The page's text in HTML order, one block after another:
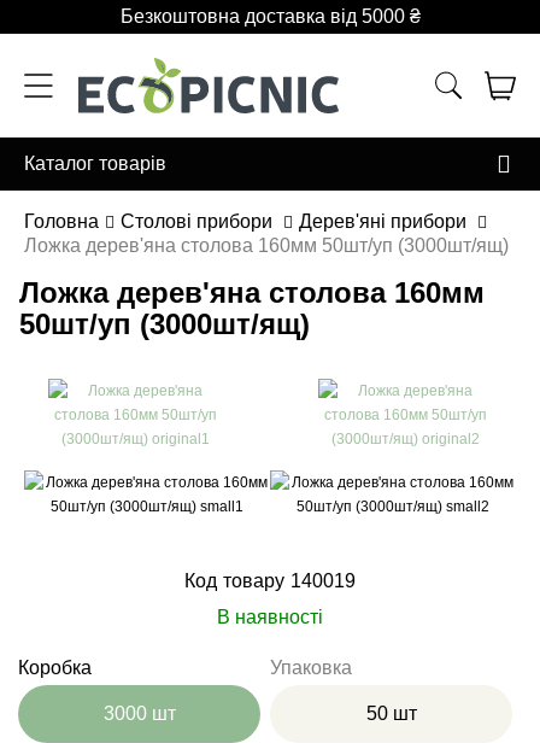
Безкоштовна доставка від 5000 ₴
Каталог товарів
Головна Столові прибори
Дерев'яні прибори
Ложка дерев'яна столова 160мм 50шт/уп (3000шт/ящ)
Ложка дерев'яна столова 160мм
50шт/уп (3000шт/ящ)
Код товару 140019
В наявності
Коробка
3000 шт
Упаковка
50 шт